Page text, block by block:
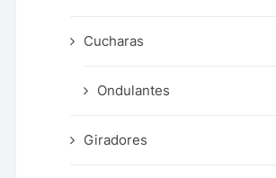
Cucharas
Ondulantes
Giradores